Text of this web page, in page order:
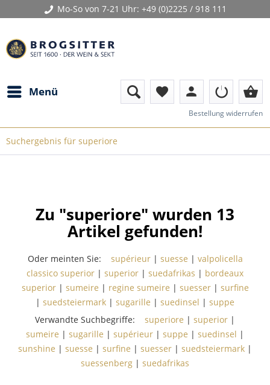
Mo-So von 7-21 Uhr: +49 (0)2225 / 918 111
Menü favorite person shopping_basket
Bestellung widerrufen
Suchergebnis für superiore
Zu "superiore" wurden 13
Artikel gefunden!
Oder meinten Sie: supérieur| suesse | valpolicella
classico superior | superior | suedafrikas | bordeaux
superior| sumeire | regine sumeire | suesser| surfine
| suedsteiermark | sugarille | suedinsel | suppe
Verwandte Suchbegriffe:
superiore | superior |
sumeire | sugarille | supérieur | suppe | suedinsel |
sunshine | suesse | surfine | suesser | suedsteiermark |
suessenberg | suedafrikas